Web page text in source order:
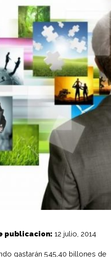
publicacion: 12 julio, 2014
gastarán 545,40 billones de